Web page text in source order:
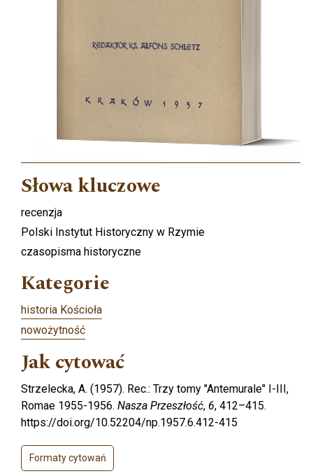
Słowa kluczowe
recenzja
Polski Instytut Historyczny w Rzymie
czasopisma historyczne
Kategorie
historia Kościoła
nowożytność
Jak cytować
Strzelecka, A. (1957). Rec.: Trzy tomy "Antemurale" I-III,
Romae 1955-1956. Nasza Przeszłość, 6, 412–415.
https://doi.org/10.52204/np.1957.6.412-415
Formaty cytowań